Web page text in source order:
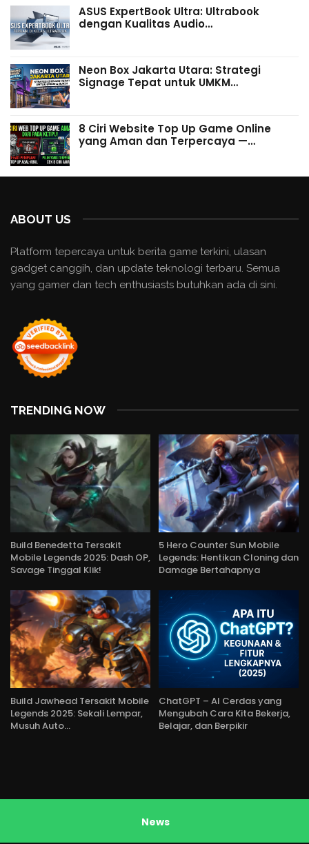
ASUS ExpertBook Ultra: Ultrabook
dengan Kualitas Audio…
Neon Box Jakarta Utara: Strategi
Signage Tepat untuk UMKM…
8 Ciri Website Top Up Game Online
yang Aman dan Terpercaya —…
ABOUT US
Platform tepercaya untuk berita game terkini, ulasan
gadget canggih, dan update teknologi terbaru. Semua
yang gamer dan tech enthusiasts butuhkan ada di sini.
TRENDING NOW
Build Benedetta Tersakit
Mobile Legends 2025: Dash OP,
Savage Tinggal Klik!
5 Hero Counter Sun Mobile
Legends: Hentikan Cloning dan
Damage Bertahapnya
Build Jawhead Tersakit Mobile
Legends 2025: Sekali Lempar,
Musuh Auto…
ChatGPT – AI Cerdas yang
Mengubah Cara Kita Bekerja,
Belajar, dan Berpikir
News